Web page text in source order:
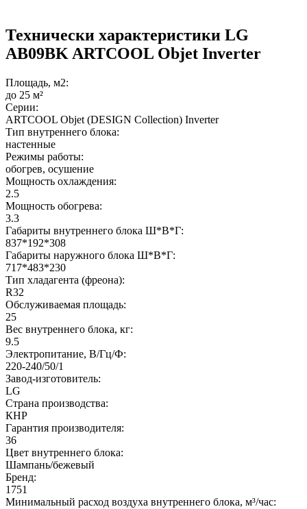
Технически характеристики LG
AB09BK ARTCOOL Objet Inverter
Площадь, м2:
до 25 м²
Серии:
ARTCOOL Objet (DESIGN Collection) Inverter
Тип внутреннего блока:
настенные
Режимы работы:
обогрев, осушение
Мощность охлаждения:
2.5
Мощность обогрева:
3.3
Габариты внутреннего блока Ш*В*Г:
837*192*308
Габариты наружного блока Ш*В*Г:
717*483*230
Тип хладагента (фреона):
R32
Обслуживаемая площадь:
25
Вес внутреннего блока, кг:
9.5
Электропитание, В/Гц/Ф:
220-240/50/1
Завод-изготовитель:
LG
Страна производства:
КНР
Гарантия производителя:
36
Цвет внутреннего блока:
Шампань/бежевый
Бренд:
1751
Минимальный расход воздуха внутреннего блока, м³/час: